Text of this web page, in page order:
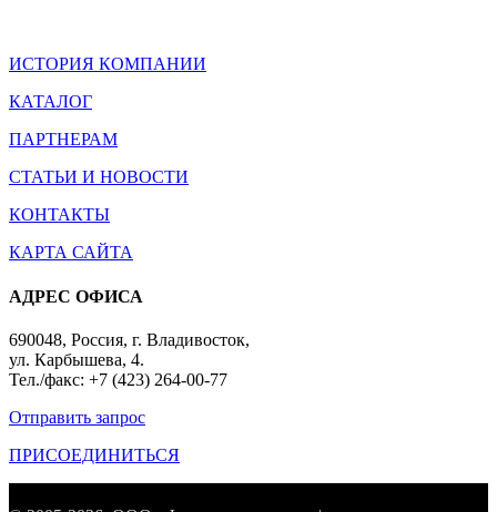
ИСТОРИЯ КОМПАНИИ
КАТАЛОГ
ПАРТНЕРАМ
СТАТЬИ И НОВОСТИ
КОНТАКТЫ
КАРТА САЙТА
АДРЕС ОФИСА
690048, Россия, г. Владивосток,
ул. Карбышева, 4.
Тел./факс: +7 (423) 264-00-77
Отправить запрос
ПРИСОЕДИНИТЬСЯ